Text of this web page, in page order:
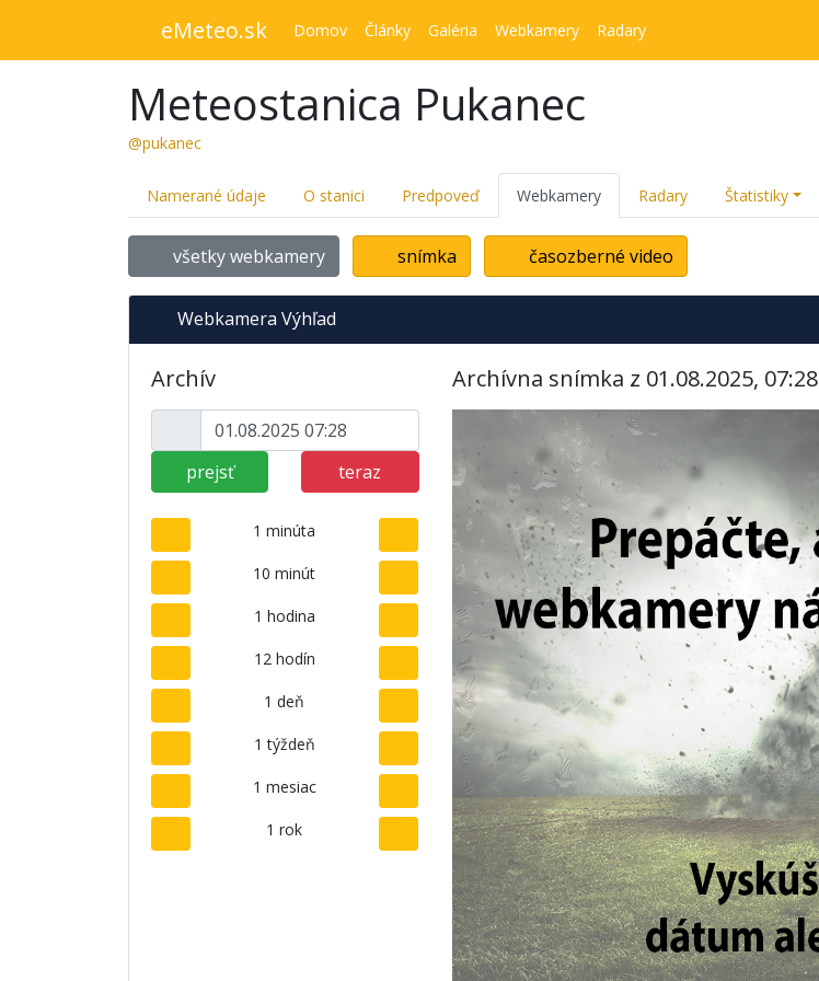
eMeteo.sk Domov Články Galéria Webkamery Radary
Meteostanica Pukanec
@pukanec
Namerané údaje O stanici Predpoveď Webkamery Radary Štatistiky
všetky webkamery snímka časozberné video
Webkamera Výhľad
Archív
prejsť teraz
1 minúta
10 minút
1 hodina
12 hodín
1 deň
1 týždeň
1 mesiac
1 rok
Archívna snímka z 01.08.2025, 07:28